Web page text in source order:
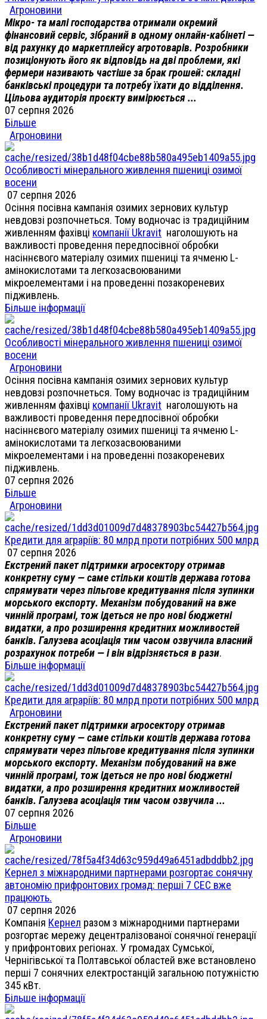
Агроновини
Мікро- та малі господарства отримали окремий
фінансовий сервіс, зібраний в одному онлайн-кабінеті —
від рахунку до маркетплейсу агротоварів. Розробники
позиціонують його як відповідь на дві проблеми, які
фермери називають частіше за брак грошей: складні
банківські процедури та потребу їхати до відділення.
Цільова аудиторія проєкту вимірюється ...
07 серпня 2026
Більше
Агроновини
Особливості мінерального живлення пшениці озимої
восени
07 серпня 2026
Осіння посівна кампанія озимих зернових культур
невдовзі розпочнеться. Тому водночас із традиційним
живленням фахівці компанії Ukravit наголошують на
важливості проведення передпосівної обробки
насіннєвого матеріалу озимих пшениці та ячменю L-
амінокислотами та легкозасвоюваними
мікроелементами і на проведенні позакореневих
підживлень.
Більше інформації
Особливості мінерального живлення пшениці озимої
восени
Агроновини
Осіння посівна кампанія озимих зернових культур
невдовзі розпочнеться. Тому водночас із традиційним
живленням фахівці компанії Ukravit наголошують на
важливості проведення передпосівної обробки
насіннєвого матеріалу озимих пшениці та ячменю L-
амінокислотами та легкозасвоюваними
мікроелементами і на проведенні позакореневих
підживлень.
07 серпня 2026
Більше
Агроновини
Кредити для аграріїв: 80 млрд проти потрібних 500 млрд
07 серпня 2026
Екстрений пакет підтримки агросектору отримав
конкретну суму — саме стільки коштів держава готова
спрямувати через пільгове кредитування після зупинки
морського експорту. Механізм побудований на вже
чинній програмі, тож ідеться не про нові бюджетні
видатки, а про розширення кредитних можливостей
банків. Галузева асоціація тим часом озвучила власний
розрахунок потреби — і він відрізняється в рази.
Більше інформації
Кредити для аграріїв: 80 млрд проти потрібних 500 млрд
Агроновини
Екстрений пакет підтримки агросектору отримав
конкретну суму — саме стільки коштів держава готова
спрямувати через пільгове кредитування після зупинки
морського експорту. Механізм побудований на вже
чинній програмі, тож ідеться не про нові бюджетні
видатки, а про розширення кредитних можливостей
банків. Галузева асоціація тим часом озвучила ...
07 серпня 2026
Більше
Агроновини
Кернел з міжнародними партнерами розгортає сонячну
автономію прифронтових громад: перші 7 СЕС вже
працюють.
07 серпня 2026
Компанія Кернел разом з міжнародними партнерами
розгортає мережу децентралізованої сонячної генерації
у прифронтових регіонах. У громадах Сумської,
Чернігівської та Полтавської областей вже встановлено
перші 7 сонячних електростанцій загальною потужністю
345 кВт.
Більше інформації